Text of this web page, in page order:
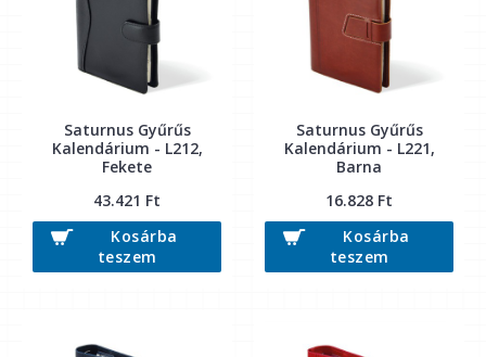
Saturnus Gyűrűs
Kalendárium - L212,
Fekete
43.421 Ft
Kosárba
teszem
Saturnus Gyűrűs
Kalendárium - L221,
Barna
16.828 Ft
Kosárba
teszem